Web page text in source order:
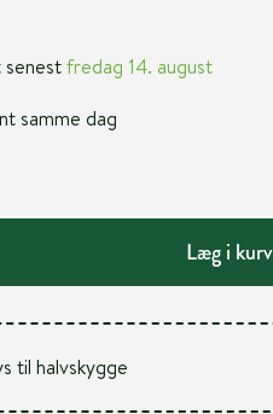
senestfredag 14. august
samme dag
Læg i kurv
til halvskygge